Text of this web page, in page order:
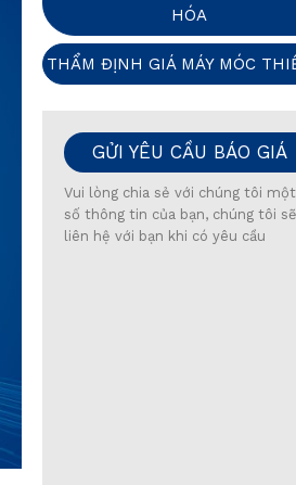
HÓA
THẨM ĐỊNH GIÁ MÁY MÓC
GỬI YÊU CẦU BÁO GIÁ
Vui lòng chia sẻ với chúng tôi một
số thông tin của bạn, chúng tôi sẽ
liên hệ với bạn khi có yêu cầu